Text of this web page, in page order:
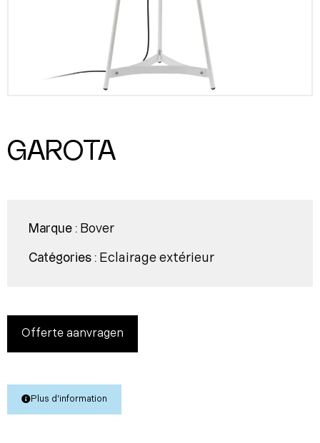
GAROTA
Marque : Bover
Catégories : Eclairage extérieur
Offerte aanvragen
Plus d'information